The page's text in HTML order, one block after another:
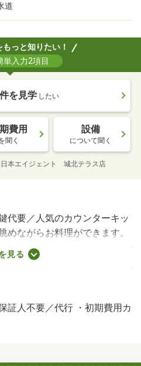
道
っと知りたい！
単入力2項目
を見学 したい
費用
聞く
設備
について聞く
本エイジェント 城北テラス店
代要／人気のカウンターキッ
めながらお料理ができます。
はお洋服、日用品、清掃用具
きて便利です。小学校・保育
呂が嬉しいですね。 【設
・専用トイレ/町費 500円/賃
見る
証人不要／代行 ・初期費用カ